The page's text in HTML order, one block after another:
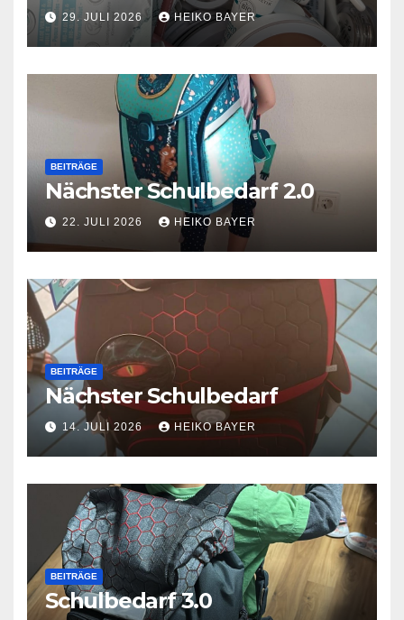
29. JULI 2026 HEIKO BAYER
BEITRÄGE
Nächster Schulbedarf 2.0
22. JULI 2026 HEIKO BAYER
BEITRÄGE
Nächster Schulbedarf
14. JULI 2026 HEIKO BAYER
BEITRÄGE
Schulbedarf 3.0